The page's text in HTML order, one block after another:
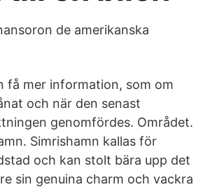
de amerikanska
få mer information, som om
och när den senast
genomfördes. Området.
Simrishamn kallas för
och kan stolt bära upp det
sin genuina charm och vackra